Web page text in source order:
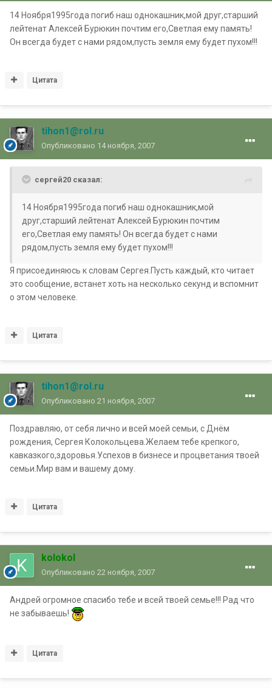
14 Ноября1995года погиб наш однокашник,мой друг,старший
лейтенат Алексей Бурюкин почтим его,Светлая ему память!
Он всегда будет с нами рядом,пусть земля ему будет пухом!!!
Цитата
tihon1@rol.ru
Опубликовано 14 ноября, 2007
сергей20 сказал:
14 Ноября1995года погиб наш однокашник,мой
друг,старший лейтенат Алексей Бурюкин почтим
его,Светлая ему память! Он всегда будет с нами
рядом,пусть земля ему будет пухом!!!
Я присоединяюсь к словам Сергея.Пусть каждый, кто читает
это сообщение, встанет хоть на несколько секунд и вспомнит
о этом человеке.
Цитата
tihon1@rol.ru
Опубликовано 21 ноября, 2007
Поздравляю, от себя лично и всей моей семьи, с Днём
рождения, Сергея Колокольцева.Желаем тебе крепкого,
кавказкого,здоровья.Успехов в бизнесе и процветания твоей
семьи.Мир вам и вашему дому.
Цитата
kolokol
Опубликовано 22 ноября, 2007
Андрей огромное спасибо тебе и всей твоей семье!!! Рад что
не забываешь!
Цитата